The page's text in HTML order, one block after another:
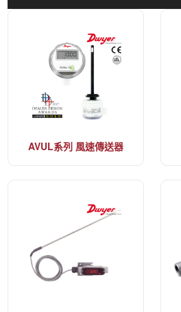
AVUL系列 風速傳送器